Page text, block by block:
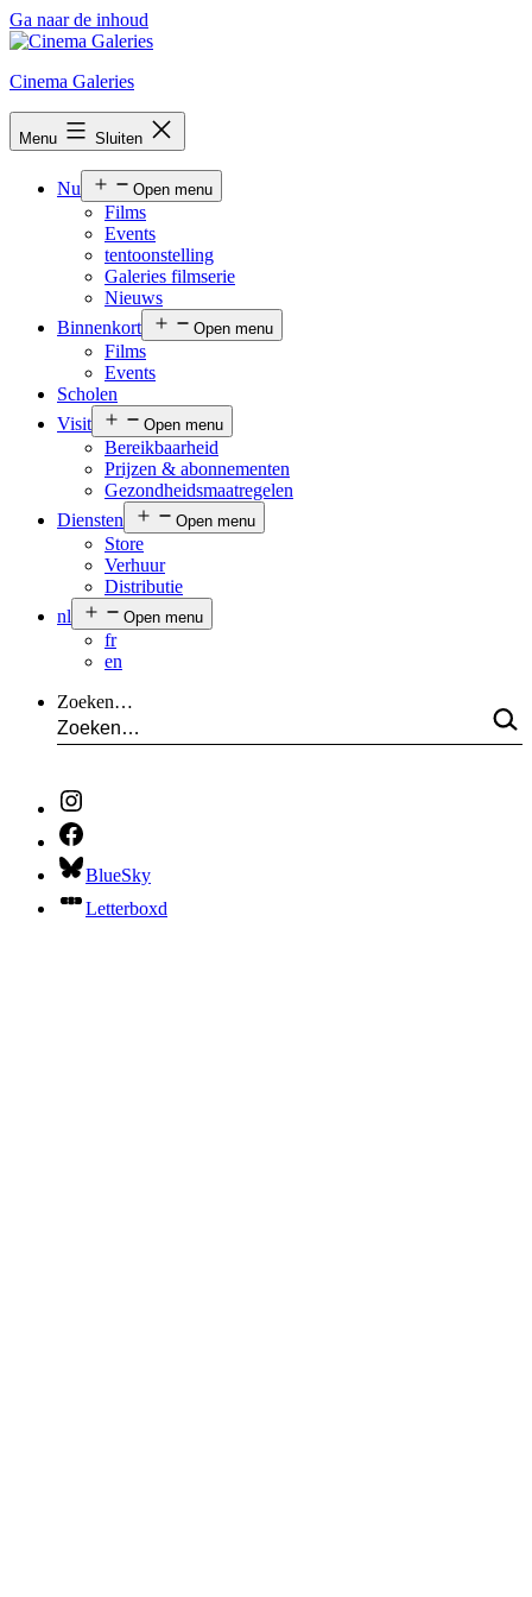
Ga naar de inhoud
Cinema Galeries
Menu Sluiten
Nu Open menu
Films
Events
tentoonstelling
Galeries filmserie
Nieuws
Binnenkort
Open menu
Films
Events
Scholen
Visit
Open menu
Bereikbaarheid
Prijzen & abonnementen
Gezondheidsmaatregelen
Diensten
Open menu
Store
Verhuur
Distributie
nl
Open menu
fr
en
Zoeken…
BlueSky
Letterboxd